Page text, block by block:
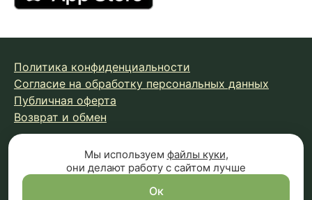
Политика конфиденциальности
Согласие на обработку персональных данных
Публичная оферта
Возврат и обмен
© 2026 Fungiline — зарегистрированная торговая марка.
Копирование материалов с сайта запрещено.
Вся информация на сайте носит справочный характер и
Мы используем файлы куки,
они делают работу с сайтом лучше
Ок